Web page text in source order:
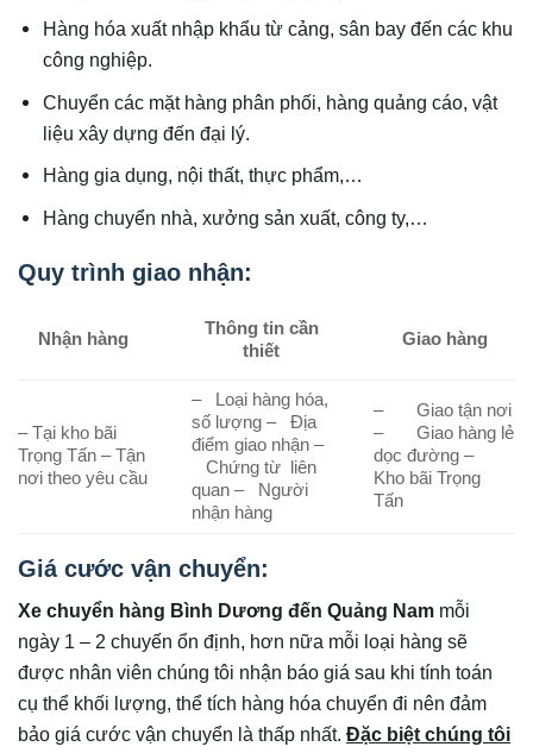
Hàng hóa xuất nhập khẩu từ cảng, sân bay đến các khu
công nghiệp.
Chuyển các mặt hàng phân phối, hàng quảng cáo, vật
liệu xây dựng đến đại lý.
Hàng gia dụng, nội thất, thực phẩm,…
Hàng chuyển nhà, xưởng sản xuất, công ty,…
Quy trình giao nhận:
Nhận hàng
Thông tin cần
thiết
Giao hàng
– Tại kho bãi
Trọng Tấn – Tận
nơi theo yêu cầu
– Loại hàng hóa,
số lượng – Địa
điểm giao nhận –
Chứng từ liên
quan – Người
nhận hàng
– Giao tận nơi
– Giao hàng lẻ
dọc đường –
Kho bãi Trọng
Tấn
Giá cước vận chuyển:
Xe chuyển hàng Bình Dương đến Quảng Nam mỗi
ngày 1 – 2 chuyến ổn định, hơn nữa mỗi loại hàng sẽ
được nhân viên chúng tôi nhận báo giá sau khi tính toán
cụ thể khối lượng, thể tích hàng hóa chuyển đi nên đảm
bảo giá cước vận chuyển là thấp nhất. Đặc biệt chúng tôi